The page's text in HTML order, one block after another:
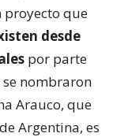
proyecto que
desde
por parte
se nombraron
Arauco, que
Argentina, es